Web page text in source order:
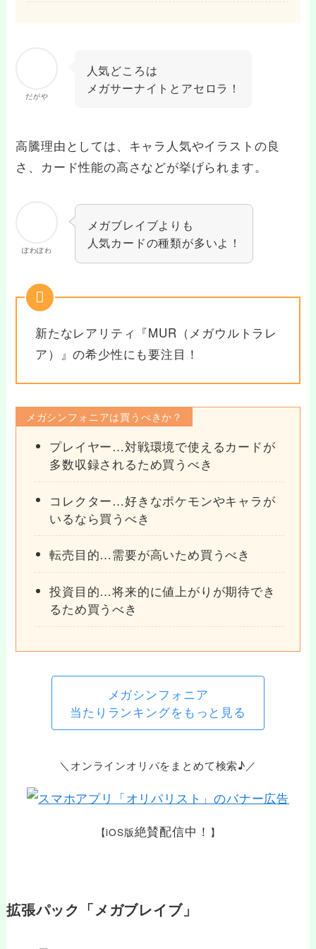
だがや
人気どころは
メガサーナイトとアセロラ！
高騰理由としては、キャラ人気やイラストの良
さ、カード性能の高さなどが挙げられます。
ぽわぽわ
メガブレイブよりも
人気カードの種類が多いよ！
新たなレアリティ『MUR（メガウルトラレ
ア）』の希少性にも要注目！
メガシンフォニアは買うべきか？
プレイヤー…対戦環境で使えるカードが
多数収録されるため買うべき
コレクター…好きなポケモンやキャラが
いるなら買うべき
転売目的…需要が高いため買うべき
投資目的…将来的に値上がりが期待でき
るため買うべき
メガシンフォニア
当たりランキングをもっと見る
＼オンラインオリパをまとめて検索♪／
【iOS版絶賛配信中！ 】
拡張パック「メガブレイブ」